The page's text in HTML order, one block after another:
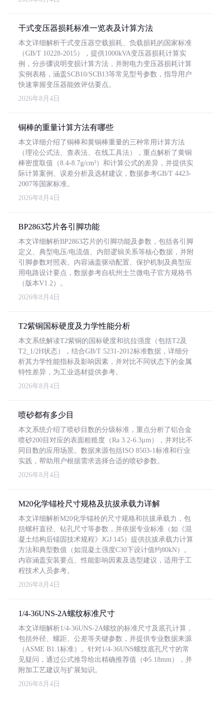
干式变压器损耗标准一览表及计算方法
本文详细解析干式变压器空载损耗、负载损耗的国家标准
（GB/T 10228-2015），提供1000kVA变压器损耗计算实
例，分步骤说明变损计算方法，并附电力变压器损耗计算
实例表格，涵盖SCB10/SCB13等常见型号参数，指导用户
快速掌握变压器能效评估要点。
2026年8月4日
铜棒的重量计算方法有哪些
本文详细介绍了铜棒和黄铜棒重量的三种常用计算方法
（理论公式法、查表法、在线工具法），重点解析了黄铜
棒密度取值（8.4-8.7g/cm³）和计算公式的差异，并提供实
际计算案例、误差分析及选材建议，数据参考GB/T 4423-
2007等国家标准。
2026年8月4日
BP2863芯片各引脚功能
本文详细解析BP2863芯片的引脚功能及参数，包括各引脚
定义、典型电压/电流值、内部逻辑关系等核心数据，并附
引脚参数对照表。内容涵盖驱动配置、保护机制及典型应
用电路设计要点，数据参考自杭州士兰微电子官方规格书
（版本V1.2）。
2026年8月4日
T2紫铜国标硬度及力学性能分析
本文系统解读T2紫铜的国标硬度和抗拉强度（包括T2及
T2_1/2H状态），结合GB/T 5231-2012标准数据，详细分
析其力学性能指标及影响因素，并对比不同状态下的金属
特性差异，为工业选材提供参考。
2026年8月4日
喷砂都有多少目
本文系统介绍了喷砂目数的分级标准，重点分析了铝合金
喷砂200目对应的表面粗糙度（Ra 3.2-6.3μm），并对比不
同目数的应用场景。数据来源包括ISO 8503-1标准和行业
实践，帮助用户根据需求选择合适的喷砂参数。
2026年8月4日
M20化学锚栓尺寸规格及抗拔承载力详解
本文详细解析M20化学锚栓的尺寸规格和抗拔承载力，包
括螺杆直径、钻孔尺寸等参数，并依据专业标准（如《混
凝土结构后锚固技术规程》JGJ 145）提供抗拔承载力计算
方法和典型数值（如混凝土强度C30下设计值约80kN）。
内容涵盖安装要点、性能影响因素及选型建议，适用于工
程技术人员参考。
2026年8月4日
1/4-36UNS-2A螺纹标准尺寸
本文详细解析1/4-36UNS-2A螺纹的标准尺寸及底孔计算，
包括外径、螺距、公差等关键参数，并提供专业数据来源
（ASME B1.1标准）。针对1/4-36UNS螺纹底孔尺寸的常
见疑问，通过公式推导给出精确推荐值（Φ5.18mm），并
附加工艺建议与扩展知识。
2026年8月4日